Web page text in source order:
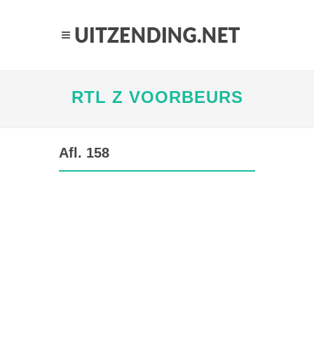
RTL Z VOORBEURS
Afl. 158